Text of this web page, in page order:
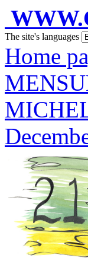
The site's languages
Home